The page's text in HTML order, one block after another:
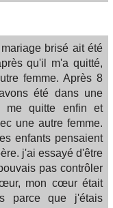
brisé ait été
qu'il m'a quitté,
femme. Après 8
été dans une
me quitte enfin et
une autre femme.
enfants pensaient
j'ai essayé d'être
pas contrôler
mon cœur était
parce que j'étais